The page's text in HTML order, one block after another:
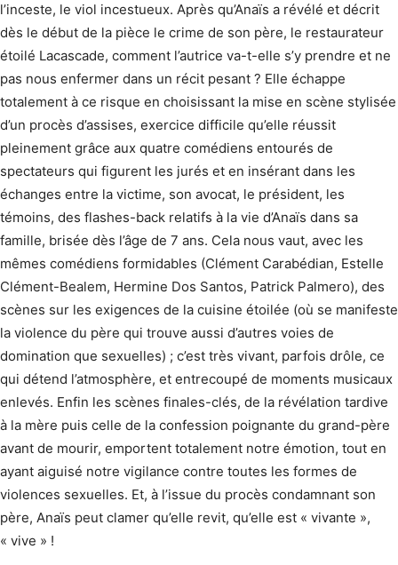
l’inceste, le viol incestueux. Après qu’Anaïs a révélé et décrit
dès le début de la pièce le crime de son père, le restaurateur
étoilé Lacascade, comment l’autrice va-t-elle s’y prendre et ne
pas nous enfermer dans un récit pesant ? Elle échappe
totalement à ce risque en choisissant la mise en scène stylisée
d’un procès d’assises, exercice difficile qu’elle réussit
pleinement grâce aux quatre comédiens entourés de
spectateurs qui figurent les jurés et en insérant dans les
échanges entre la victime, son avocat, le président, les
témoins, des flashes-back relatifs à la vie d’Anaïs dans sa
famille, brisée dès l’âge de 7 ans. Cela nous vaut, avec les
mêmes comédiens formidables (Clément Carabédian, Estelle
Clément-Bealem, Hermine Dos Santos, Patrick Palmero), des
scènes sur les exigences de la cuisine étoilée (où se manifeste
la violence du père qui trouve aussi d’autres voies de
domination que sexuelles) ; c’est très vivant, parfois drôle, ce
qui détend l’atmosphère, et entrecoupé de moments musicaux
enlevés. Enfin les scènes finales-clés, de la révélation tardive
à la mère puis celle de la confession poignante du grand-père
avant de mourir, emportent totalement notre émotion, tout en
ayant aiguisé notre vigilance contre toutes les formes de
violences sexuelles. Et, à l’issue du procès condamnant son
père, Anaïs peut clamer qu’elle revit, qu’elle est « vivante »,
« vive » !